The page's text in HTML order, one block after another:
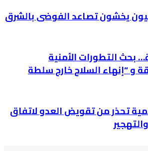
يخشون تصاعد الفوضى بالشرق
بحث التطورات الأمنية
و “إنهاء السلاح خارج سلطة
تحذر من تقويض العدو لاتفاق